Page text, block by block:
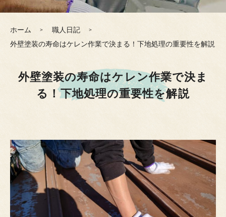
ホーム
職人日記
外壁塗装の寿命はケレン作業で決まる！下地処理の重要性を解説
外壁塗装の寿命はケレン作業で決ま
る！下地処理の重要性を解説